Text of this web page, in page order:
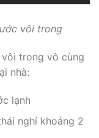
vôi trong
trong vô cùng
nhà:
lạnh
nghỉ khoảng 2